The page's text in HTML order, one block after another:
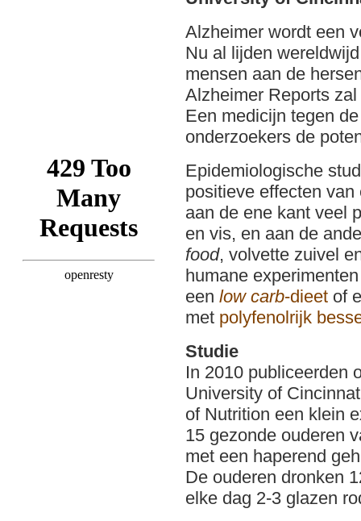
Alzheimer wordt een
Nu al lijden
mensen aan de
Alzheimer Reports
Een medicijn tegen
onderzoekers de
Epidemiologische
positieve effecten
aan de ene kant veel
en vis, en aan de
food, volvette zuivel
humane
een low carb-dieet of
met polyfenolrijk
Studie
In 2010 publiceerden
University of
of Nutrition een klein
15 gezonde ouderen
met een haperend
De ouderen dronken
elke dag 2-3 glazen